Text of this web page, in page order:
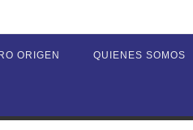
ORIGEN QUIENES SOMOS